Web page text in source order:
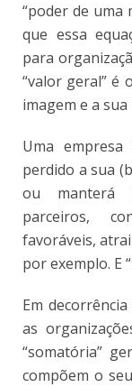
“poder de uma
que essa
para
“valor geral” é
imagem e a
Uma
perdido a sua
ou manterá
parceiros,
favoráveis,
por exemplo. E
Em
as
“somatória”
compõem o